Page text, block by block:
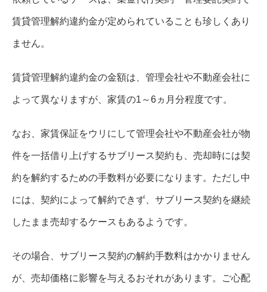
賃貸管理解約違約金が定められていることも珍しくあり
ません。
賃貸管理解約違約金の金額は、管理会社や不動産会社に
よって異なりますが、家賃の1～6ヵ月分程度です。
なお、家賃保証をウリにして管理会社や不動産会社が物
件を一括借り上げするサブリース契約も、売却時には契
約を解約するための手数料が必要になります。ただし中
には、契約によって解約できず、サブリース契約を継続
したまま売却するケースもあるようです。
その場合、サブリース契約の解約手数料はかかりません
が、売却価格に影響を与えるおそれがあります。ご心配